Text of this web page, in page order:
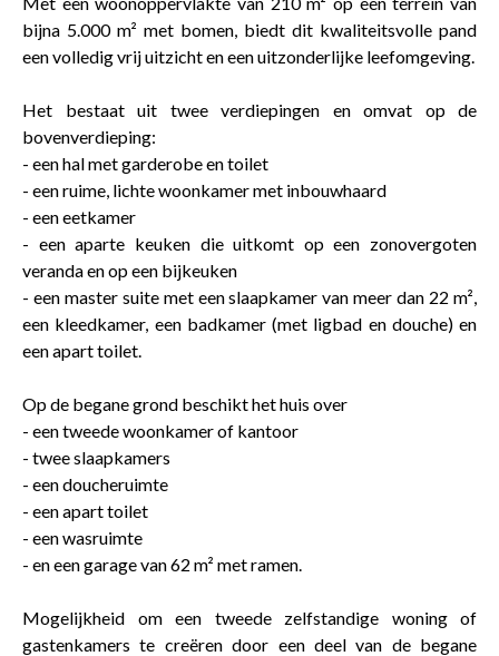
bijna 5.000 m² met bomen, biedt dit kwaliteitsvolle pand
een volledig vrij uitzicht en een uitzonderlijke leefomgeving.
Het bestaat uit twee verdiepingen en omvat op de
bovenverdieping:
- een hal met garderobe en toilet
- een ruime, lichte woonkamer met inbouwhaard
- een eetkamer
- een aparte keuken die uitkomt op een zonovergoten
veranda en op een bijkeuken
- een master suite met een slaapkamer van meer dan 22 m²,
een kleedkamer, een badkamer (met ligbad en douche) en
een apart toilet.
Op de begane grond beschikt het huis over
- een tweede woonkamer of kantoor
- twee slaapkamers
- een doucheruimte
- een apart toilet
- een wasruimte
- en een garage van 62 m² met ramen.
Mogelijkheid om een tweede zelfstandige woning of
gastenkamers te creëren door een deel van de begane